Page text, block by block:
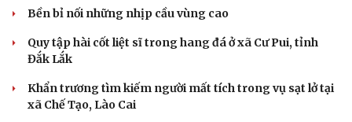
Bền bỉ nối những nhịp cầu vùng cao
Quy tập hài cốt liệt sĩ trong hang đá ở xã Cư Pui, tỉnh
Đắk Lắk
Khẩn trương tìm kiếm người mất tích trong vụ sạt lở tại
xã Chế Tạo, Lào Cai